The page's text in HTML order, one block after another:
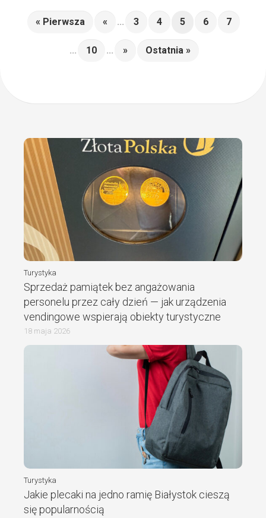
« Pierwsza « ... 3 4 5 6 7
... 10 ... » Ostatnia »
Turystyka
Sprzedaż pamiątek bez angażowania
personelu przez cały dzień — jak urządzenia
vendingowe wspierają obiekty turystyczne
18 maja 2026
Turystyka
Jakie plecaki na jedno ramię Białystok cieszą
się popularnością